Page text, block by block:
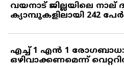
വയനാട് ജില്ലയിലെ നാല്
ക്യാമ്പുകളിലായി 242 പേര്‍
എച്ച് 1 എന്‍ 1 രോഗബാധ:
ഒഴിവാക്കണമെന്ന്